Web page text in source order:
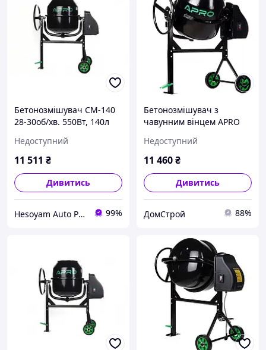
Бетонозмішувач СМ-140
28-30об/хв. 550Вт, 140л
Недоступний
11 511 ₴
Дивитись
Hesoyam Auto Parts - Інтернет-магазин автомобільних запчастин та комплектуючих 99%
Бетонозмішувач з
чавунним вінцем APRO
140 л
Недоступний
11 460₴
Дивитись
ДомСтрой 88%